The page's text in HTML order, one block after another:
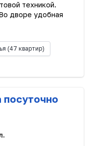
техникой.
дворе удобная
(47 квартир)
посуточно